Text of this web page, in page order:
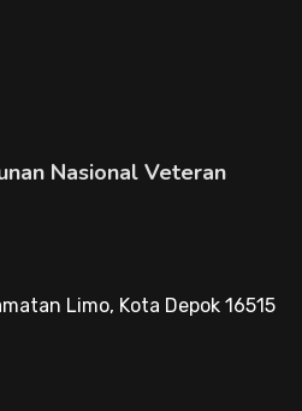
Nasional Veteran
Limo, Kota Depok 16515